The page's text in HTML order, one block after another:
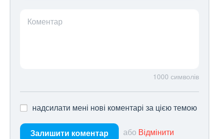
Коментар
1000 символів
надсилати мені нові коментарі за цією темою
Залишити коментар або Відмінити